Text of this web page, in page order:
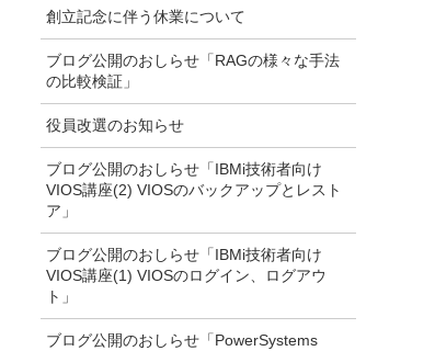
創立記念に伴う休業について
ブログ公開のおしらせ「RAGの様々な手法
の比較検証」
役員改選のお知らせ
ブログ公開のおしらせ「IBMi技術者向け
VIOS講座(2) VIOSのバックアップとレスト
ア」
ブログ公開のおしらせ「IBMi技術者向け
VIOS講座(1) VIOSのログイン、ログアウ
ト」
ブログ公開のおしらせ「PowerSystems